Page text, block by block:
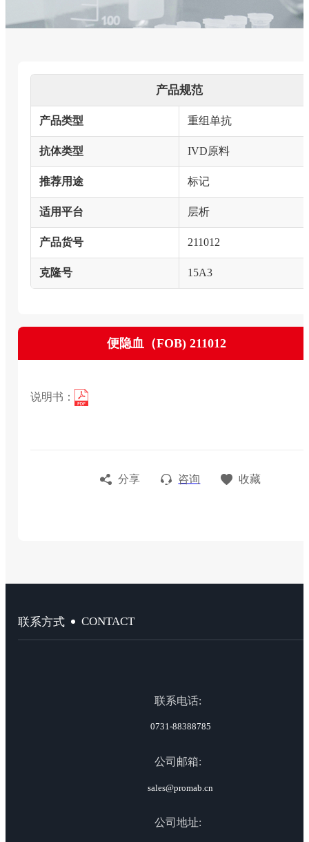
产品规范
产品类型 重组单抗
抗体类型 IVD原料
推荐用途 标记
适用平台 层析
产品货号 211012
克隆号 15A3
便隐血（FOB) 211012
说明书：
分享 咨询 收藏
联系方式 CONTACT
联系电话:
0731-88388785
公司邮箱:
sales@promab.cn
公司地址: